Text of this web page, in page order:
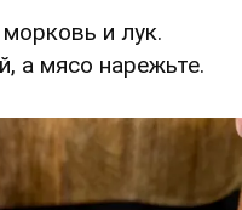
и лук.
а мясо нарежьте.